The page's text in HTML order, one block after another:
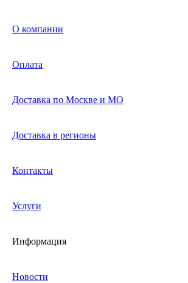
О компании
Оплата
Доставка по Москве и МО
Доставка в регионы
Контакты
Услуги
Информация
Новости